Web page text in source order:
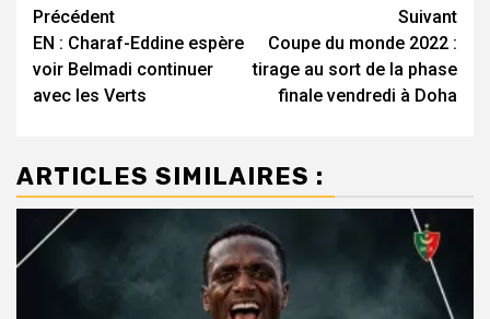
Navigation
d’article
Précédent
EN : Charaf-Eddine espère
voir Belmadi continuer
avec les Verts
Suivant
Coupe du monde 2022 :
tirage au sort de la phase
finale vendredi à Doha
ARTICLES SIMILAIRES :